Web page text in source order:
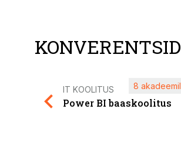
IT KOOLITUS
Power BI baaskoolitus
8